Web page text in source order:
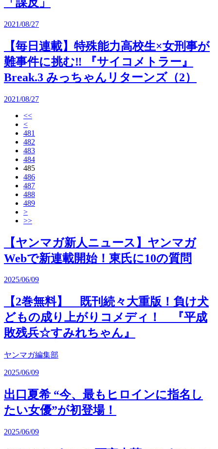
2021/08/27
【毎日連載】特殊能力高校生×女刑事が
難事件に挑む‼︎ 『サイコメトラー』
Break.3 みっちゃんリターンズ（2）
2021/08/27
<<
<
481
482
483
484
485
486
487
488
489
>
>>
【ヤンマガ新人ニュース】ヤンマガ
Webで新連載開始！東氏に10の質問
2025/06/09
【2巻無料】 既刊続々大重版！負け犬
どもの成り上がりコメディ！ 『平成
敗残兵☆すみれちゃん』
ヤンマガ編集部
2025/06/09
出口夏希 “今、最もヒロインに指名し
たい女優”が初登場！
2025/06/09